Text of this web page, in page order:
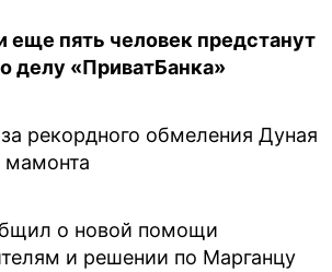
еще пять человек предстанут
делу «ПриватБанка»
рекордного обмеления Дуная
мамонта
о новой помощи
и решении по Марганцу